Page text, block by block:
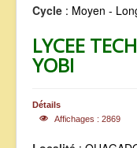
Cycle : Moyen -
LYCEE
YOBI
Détails
Affichages : 2869